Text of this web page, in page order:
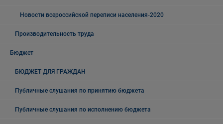
Новости всероссийской переписи населения-2020
Производительность труда
Бюджет
БЮДЖЕТ ДЛЯ ГРАЖДАН
Публичные слушания по принятию бюджета
Публичные слушания по исполнению бюджета